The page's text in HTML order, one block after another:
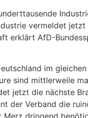
vermeldet
erklärt AfD-
im
sind mittlerweile
jetzt die nächste
der Verband die
dringend